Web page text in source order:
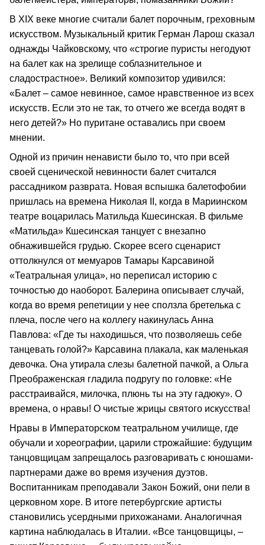
В XIX веке многие считали балет порочным, греховным
искусством. Музыкальный критик Герман Ларош сказал
однажды Чайковскому, что «строгие пуристы негодуют
на балет как на зрелище соблазнительное и
сладострастное». Великий композитор удивился:
«Балет – самое невинное, самое нравственное из всех
искусств. Если это не так, то отчего же всегда водят в
него детей?» Но пуритане оставались при своем
мнении.
Одной из причин ненависти было то, что при всей
своей сценической невинности балет считался
рассадником разврата. Новая вспышка балетофобии
пришлась на времена Николая II, когда в Мариинском
театре воцарилась Матильда Кшесинская. В фильме
«Матильда» Кшесинская танцует с внезапно
обнажившейся грудью. Скорее всего сценарист
оттолкнулся от мемуаров Тамары Карсавиной
«Театральная улица», но переписал историю с
точностью до наоборот. Балерина описывает случай,
когда во время репетиции у нее сползла бретелька с
плеча, после чего на коллегу накинулась Анна
Павлова: «Где ты находишься, что позволяешь себе
танцевать голой?» Карсавина плакала, как маленькая
девочка. Она утирала слезы балетной пачкой, а Ольга
Преображенская гладила подругу по головке: «Не
расстраивайся, милочка, плюнь ты на эту гадюку». О
времена, о нравы! О чистые жрицы святого искусства!
Нравы в Императорском театральном училище, где
обучали и хореографии, царили строжайшие: будущим
танцовщицам запрещалось разговаривать с юношами-
партнерами даже во время изучения дуэтов.
Воспитанникам преподавали Закон Божий, они пели в
церковном хоре. В итоге петербургские артисты
становились усердными прихожанами. Аналогичная
картина наблюдалась в Италии. «Все танцовщицы, –